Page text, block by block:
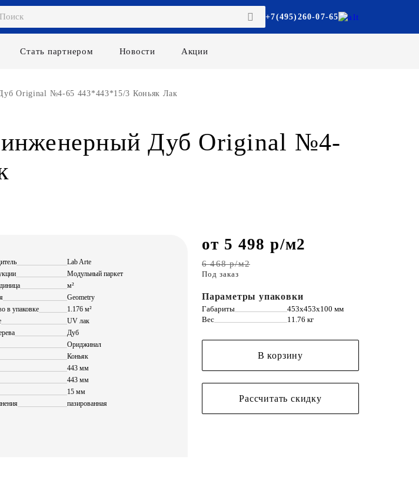
+7(495)260-07-65
Стать партнером Новости Акции
Original №4-65 443*443*15/3 Коньяк Лак
Дуб Original №4-
Lab Arte
Модульный паркет
м²
Geometry
в упаковке
1.176 м²
UV лак
Дуб
Ориджинал
Коньяк
443 мм
443 мм
15 мм
пазированная
от 5 498 р/м2
6 468 р/м2
Под заказ
Параметры упаковки
Габариты
453х453х100 мм
Вес
11.76 кг
В корзину
Рассчитать скидку